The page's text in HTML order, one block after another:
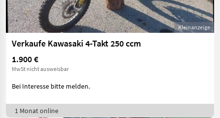
Kleinanzeige
Verkaufe Kawasaki 4-Takt 250 ccm
1.900 €
MwSt nicht ausweisbar
Bei Interesse bitte melden.
1 Monat online